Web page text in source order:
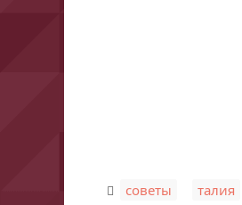
советы талия